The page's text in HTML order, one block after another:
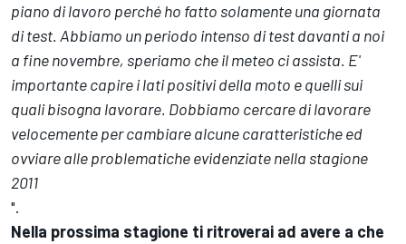
piano di lavoro perché ho fatto solamente una giornata
di test. Abbiamo un periodo intenso di test davanti a noi
a fine novembre, speriamo che il meteo ci assista. E'
importante capire i lati positivi della moto e quelli sui
quali bisogna lavorare. Dobbiamo cercare di lavorare
velocemente per cambiare alcune caratteristiche ed
ovviare alle problematiche evidenziate nella stagione
2011
".
Nella prossima stagione ti ritroverai ad avere a che